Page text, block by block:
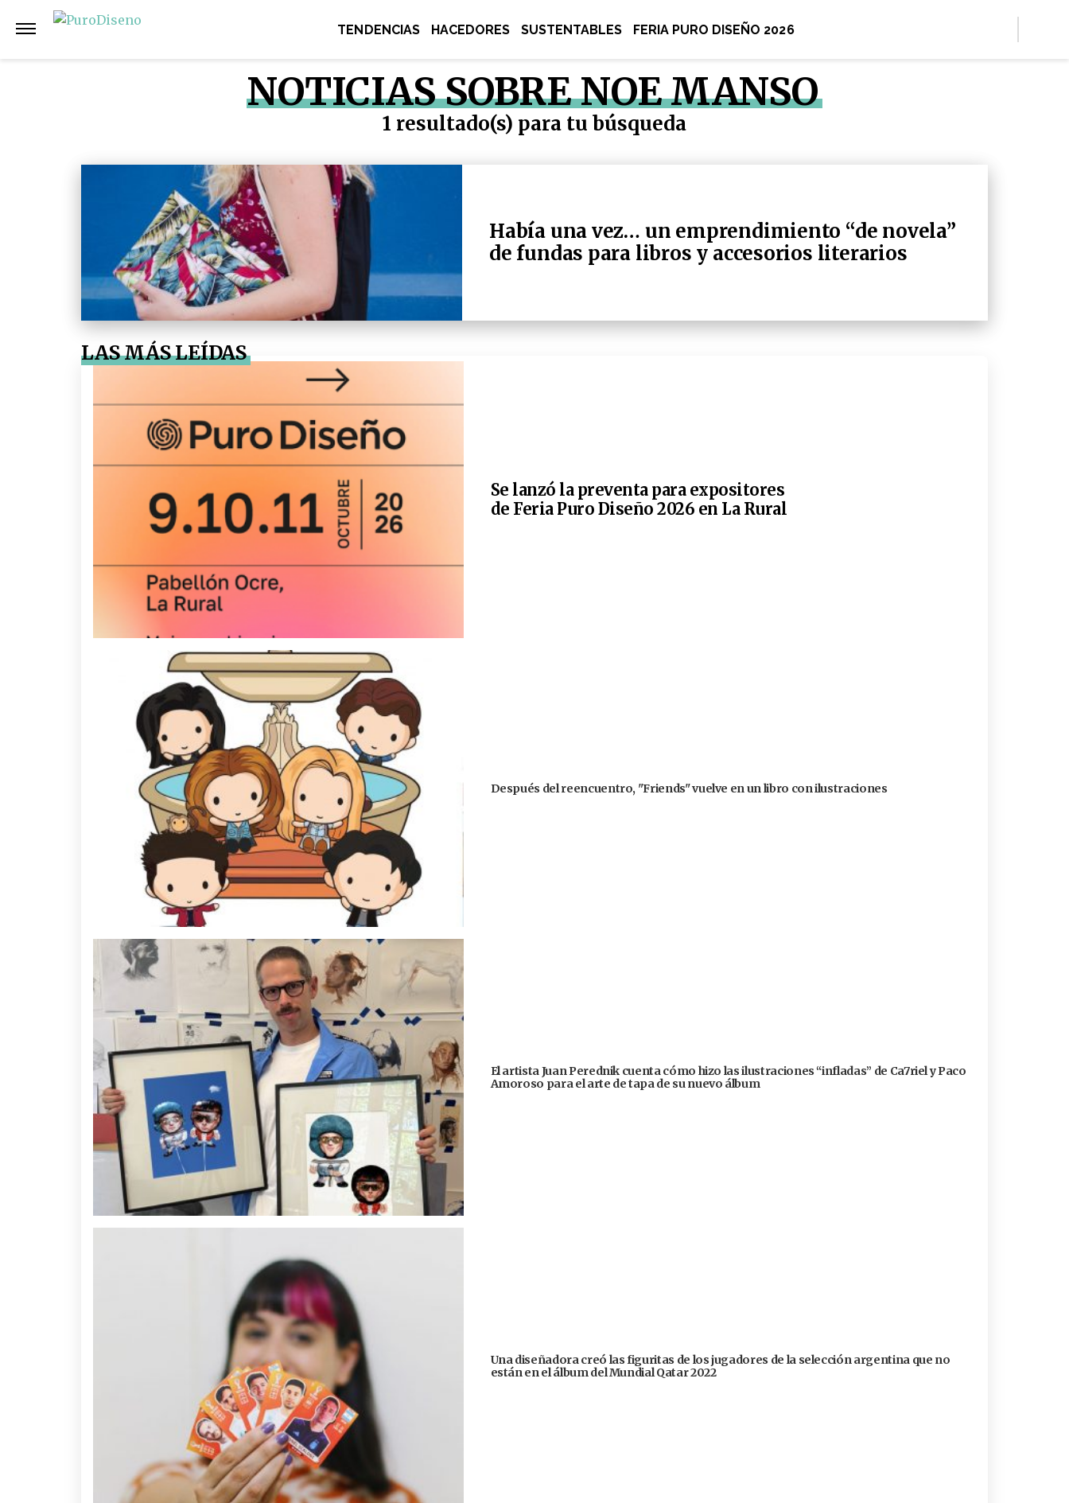
TENDENCIAS HACEDORES SUSTENTABLES FERIA PURO DISEÑO 2026
NOTICIAS SOBRE NOE MANSO
1 resultado(s) para tu búsqueda
Había una vez… un emprendimiento “de novela”
de fundas para libros y accesorios literarios
LAS MÁS LEÍDAS
Se lanzó la preventa para expositores
de Feria Puro Diseño 2026 en La Rural
Después del reencuentro, "Friends" vuelve en un libro con ilustraciones
El artista Juan Perednik cuenta cómo hizo las ilustraciones “infladas” de Ca7riel y Paco
Amoroso para el arte de tapa de su nuevo álbum
Una diseñadora creó las figuritas de los jugadores de la selección argentina que no
están en el álbum del Mundial Qatar 2022